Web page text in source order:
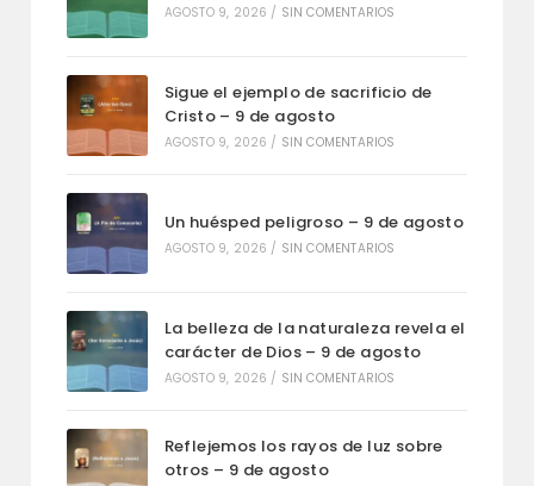
AGOSTO 9, 2026 / SIN COMENTARIOS
Sigue el ejemplo de sacrificio de
Cristo – 9 de agosto
AGOSTO 9, 2026 / SIN COMENTARIOS
Un huésped peligroso – 9 de agosto
AGOSTO 9, 2026 / SIN COMENTARIOS
La belleza de la naturaleza revela el
carácter de Dios – 9 de agosto
AGOSTO 9, 2026 / SIN COMENTARIOS
Reflejemos los rayos de luz sobre
otros – 9 de agosto